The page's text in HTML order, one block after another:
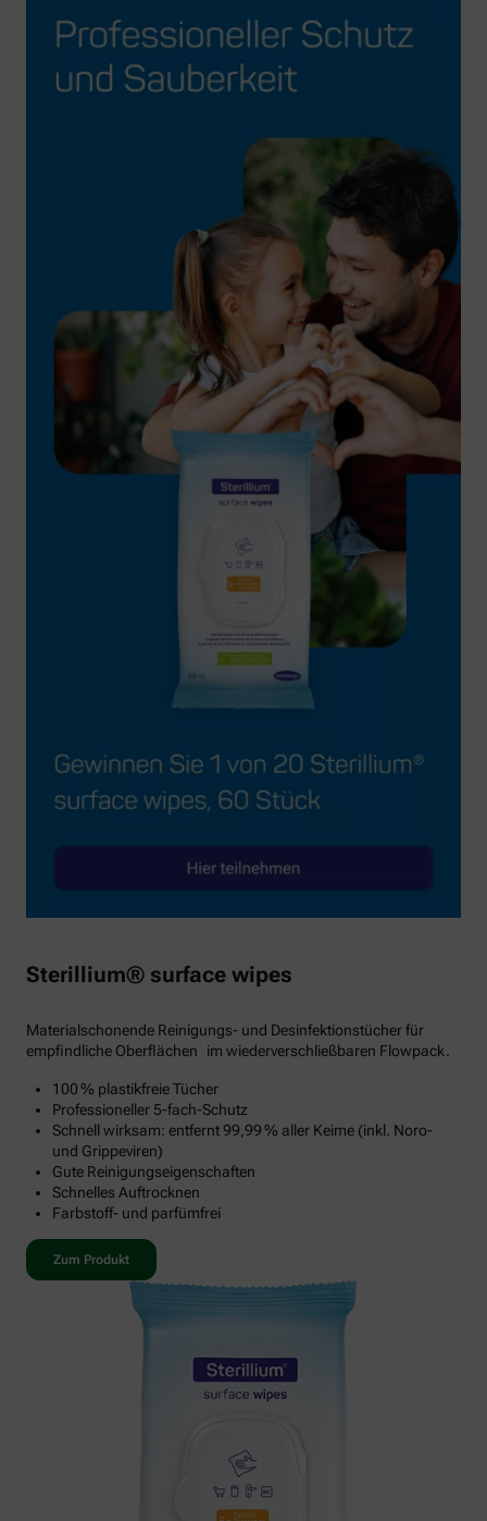
Sterillium® surface wipes
Materialschonende Reinigungs- und Desinfektionstücher für
empfindliche Oberflächen im wiederverschließbaren Flowpack.
100 % plastikfreie Tücher
Professioneller 5-fach-Schutz
Schnell wirksam: entfernt 99,99 % aller Keime (inkl. Noro-
und Grippeviren)
Gute Reinigungseigenschaften
Schnelles Auftrocknen
Farbstoff- und parfümfrei
Zum Produkt